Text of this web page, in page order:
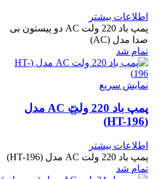
اطلاعات بیشتر
پمپ باد 220 ولت AC دو پیستون بی
صدا مدل (AC)
تمام شد
نمایش سریع
پمپ باد 220 ولت AC مدل
(HT-196)
اطلاعات بیشتر
پمپ باد 220 ولت AC مدل (HT-196)
تمام شد